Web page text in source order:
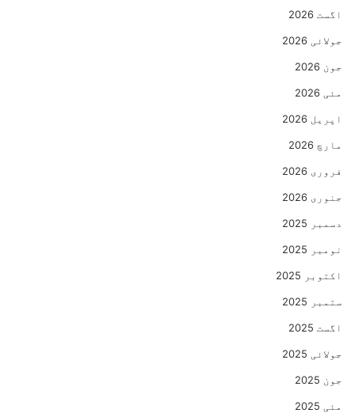
اگست 2026
جولائی 2026
جون 2026
مئی 2026
اپریل 2026
مارچ 2026
فروری 2026
جنوری 2026
دسمبر 2025
نومبر 2025
اکتوبر 2025
ستمبر 2025
اگست 2025
جولائی 2025
جون 2025
مئی 2025